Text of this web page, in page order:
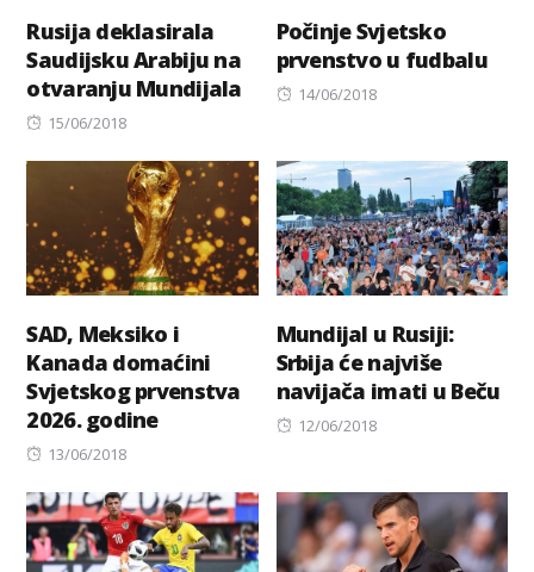
Rusija deklasirala
Saudijsku Arabiju na
otvaranju Mundijala
Posted
15/06/2018
Počinje Svjetsko
prvenstvo u fudbalu
Posted
14/06/2018
SAD, Meksiko i
Kanada domaćini
Svjetskog prvenstva
2026. godine
Posted
13/06/2018
Mundijal u Rusiji:
Srbija će najviše
navijača imati u Beču
Posted
12/06/2018